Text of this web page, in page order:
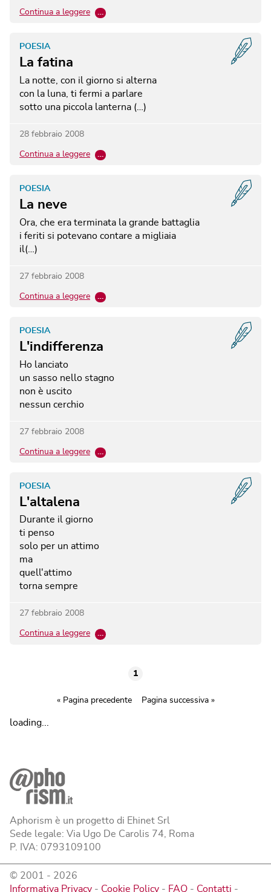
Continua a leggere …
La fatina
POESIA
La notte, con il giorno si alterna
con la luna, ti fermi a parlare
sotto una piccola lanterna (…)
28 febbraio 2008
Continua a leggere …
La neve
POESIA
Ora, che era terminata la grande battaglia
i feriti si potevano contare a migliaia
il(…)
27 febbraio 2008
Continua a leggere …
L'indifferenza
POESIA
Ho lanciato
un sasso nello stagno
non è uscito
nessun cerchio
27 febbraio 2008
Continua a leggere …
L'altalena
POESIA
Durante il giorno
ti penso
solo per un attimo
ma
quell'attimo
torna sempre
27 febbraio 2008
Continua a leggere …
1
« Pagina precedente Pagina successiva »
loading...
Aphorism è un progetto di Ehinet Srl
Sede legale: Via Ugo De Carolis 74, Roma
P. IVA: 0793109100
© 2001 - 2026
Informativa Privacy - Cookie Policy - FAQ - Contatti -